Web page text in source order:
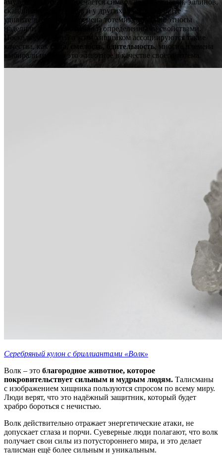
амулета, оберега. Встречается символ волка у славян, эллинов,
скандинавов, индейцев и у других народностей. Не
удивительно, что во времена тотемизма многие этносы
наделили зверя (как символ) определенными свойствами.
Поскольку у людей с этим хищником ассоциируются такие
качества, как
сила, смелость, бдительность, многие племена
выбирали именно это животное в качестве своего тотема.
Серебряный кулон с бриллиантами «Волк»
Волк – это благородное животное, которое
покровительствует сильным и мудрым людям. Талисманы
с изображением хищника пользуются спросом по всему миру.
Люди верят, что это надёжный защитник, который будет
храбро бороться с нечистью.
Волк действительно отражает энергетические атаки, не
допускает сглаза и порчи. Суеверные люди полагают, что волк
получает свои силы из потустороннего мира, и это делает
талисман ещё более сильным и уникальным.